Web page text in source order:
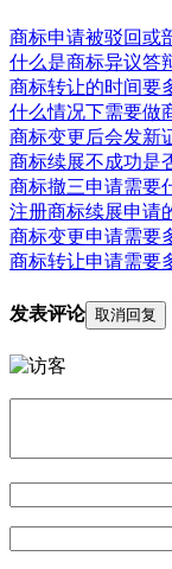
商标申请被驳回或
什么是商标异议答
商标转让的时间要
什么情况下需要做
商标变更后会发新
商标续展不成功是
商标撤三申请需要
注册商标续展申请
商标变更申请需要
商标转让申请需要
发表评论 取消回复